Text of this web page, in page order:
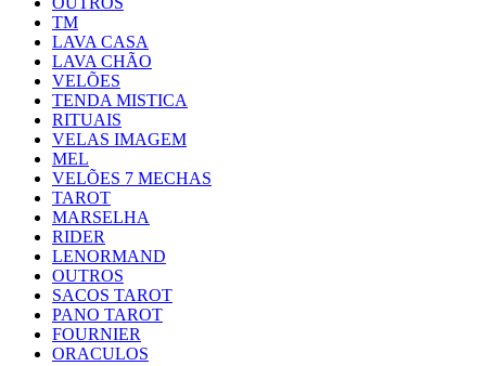
TM
LAVA CASA
LAVA CHÃO
VELÕES
TENDA MISTICA
RITUAIS
VELAS IMAGEM
MEL
VELÕES 7 MECHAS
TAROT
MARSELHA
RIDER
LENORMAND
OUTROS
SACOS TAROT
PANO TAROT
FOURNIER
ORACULOS